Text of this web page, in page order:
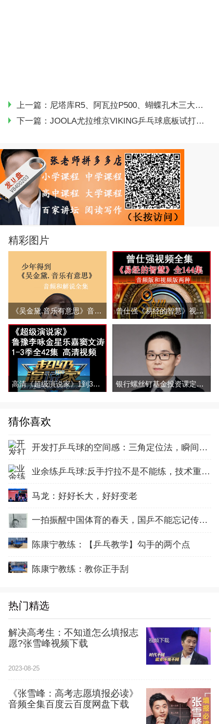
上一篇： 尼塔库R5、阿瓦拉P500、蝴蝶孔木三大经典5木乒乓球拍试打对比
下一篇： JOOLA尤拉维京VIKING乒乓球底板试打体会（塑料球利器）
精彩图片
《吴金黛.音乐有意思》音频和解说全集百度云百度网盘下载 曾仕强《易经的智慧》视频和音频全集百度网盘下载
高清《超级演说家》1到3季视频和音频和演说稿全集百度网盘下载 银行螺丝钉基金投资课定投2021
猜你喜欢
开发打乒乓球的空间感：三角定位法，瞬间找准最佳击球点
业余练乒乓球:反手拧拉不是不能练，技术重点就不在手上
马龙：好好长大，好好变老
一拍振醒中国体育的春天，国乒不能忘记传奇前辈这份初心！
陈康宁教练：【乒乓教学】勾手的两个点
陈康宁教练：教你正手刮
热门精选
解决高考生：不知道怎么填报志
愿?张雪峰视频下载
2023-08-25
《张雪峰：高考志愿填报必读》
音频全集百度云百度网盘下载